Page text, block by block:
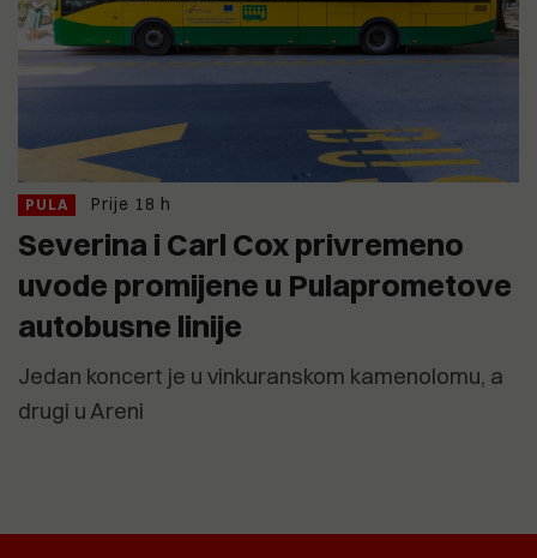
PULA Prije 18 h
Severina i Carl Cox privremeno
uvode promijene u Pulaprometove
autobusne linije
Jedan koncert je u vinkuranskom kamenolomu, a
drugi u Areni